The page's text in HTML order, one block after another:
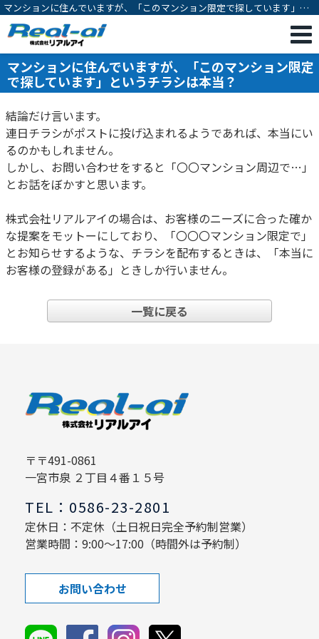
マンションに住んでいますが、「このマンション限定で探しています」と
いうチラシは本当？
マンションに住んでいますが、「このマンション限定
で探しています」というチラシは本当？
結論だけ言います。
連日チラシがポストに投げ込まれるようであれば、本当にい
るのかもしれません。
しかし、お問い合わせをすると「〇〇マンション周辺で…」
とお話をぼかすと思います。
株式会社リアルアイの場合は、お客様のニーズに合った確か
な提案をモットーにしており、「〇〇〇マンション限定で」
とお知らせするような、チラシを配布するときは、「本当に
お客様の登録がある」ときしか行いません。
一覧に戻る
〒〒491-0861
一宮市泉 ２丁目４番１５号
TEL：0586-23-2801
定休日：不定休（土日祝日完全予約制営業）
営業時間：9:00～17:00（時間外は予約制）
お問い合わせ